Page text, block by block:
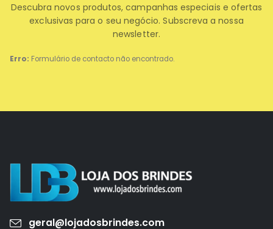
Erro: Formulário de contacto não encontrado.
Descubra novos produtos, campanhas especiais e ofertas
exclusivas para o seu negócio. Subscreva a nossa
newsletter.
geral@lojadosbrindes.com